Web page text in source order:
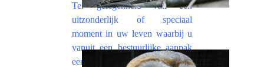
Ter gelegenheid van een
uitzonderlijk of speciaal
moment in uw leven waarbij u
vanuit een bestuurlijke aanpak
een bedrag inzamelt en doneert